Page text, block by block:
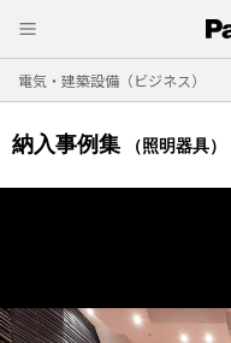
電気・建築設備（ビジネス）
納入事例集 （照明器具）